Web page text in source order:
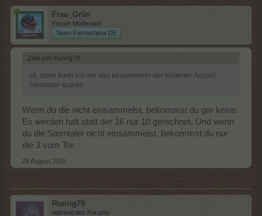
Frau_Grün
Forum Moderator
Team Farmerama DE
Zitat von Runrig79: ↑
ok, dann kann ich mir das einsammeln der höheren Anzahl
Sterntaler sparen
Wenn du die nicht einsammelst, bekommst du gar keine.
Es werden halt statt der 16 nur 10 gerechnet. Und wenn
du die Sterntaler nicht einsammelst, bekommst du nur
die 3 vom Tor.
28 August 2025
Runrig79
Admiral des Forums